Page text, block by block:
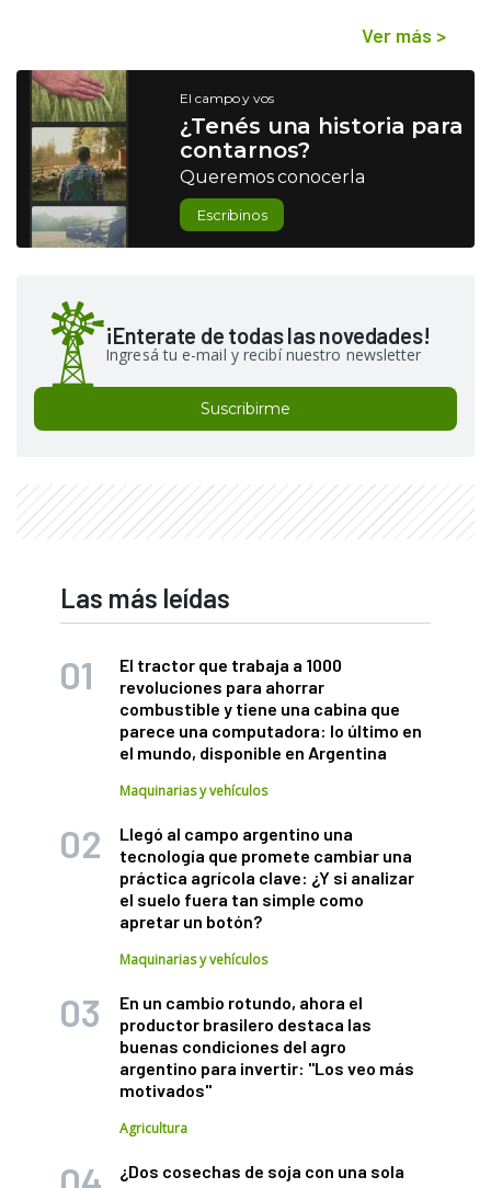
Ver más >
El campo y vos
¿Tenés una historia para
contarnos?
Queremos conocerla
Escribinos
¡Enterate de todas las novedades!
Ingresá tu e-mail y recibí nuestro newsletter
Suscribirme
Las más leídas
El tractor que trabaja a 1000
revoluciones para ahorrar
combustible y tiene una cabina que
parece una computadora: lo último en
el mundo, disponible en Argentina
Maquinarias y vehículos
Llegó al campo argentino una
tecnología que promete cambiar una
práctica agrícola clave: ¿Y si analizar
el suelo fuera tan simple como
apretar un botón?
Maquinarias y vehículos
En un cambio rotundo, ahora el
productor brasilero destaca las
buenas condiciones del agro
argentino para invertir: "Los veo más
motivados"
Agricultura
¿Dos cosechas de soja con una sola